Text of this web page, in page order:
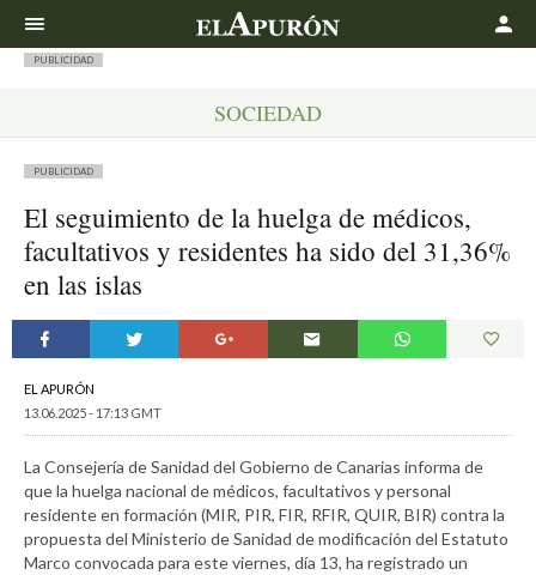
PUBLICIDAD
SOCIEDAD
PUBLICIDAD
El seguimiento de la huelga de médicos,
facultativos y residentes ha sido del 31,36%
en las islas
EL APURÓN
13.06.2025 - 17:13 GMT
La Consejería de Sanidad del Gobierno de Canarias informa de
que la huelga nacional de médicos, facultativos y personal
residente en formación (MIR, PIR, FIR, RFIR, QUIR, BIR) contra la
propuesta del Ministerio de Sanidad de modificación del Estatuto
Marco convocada para este viernes, día 13, ha registrado un